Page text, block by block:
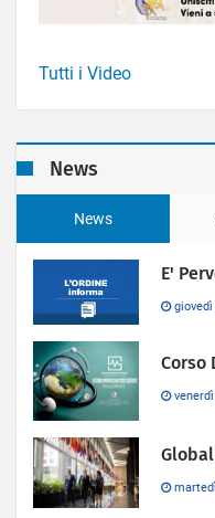
Tutti i Video
News
News
E'
giovedì
Corso
venerdì